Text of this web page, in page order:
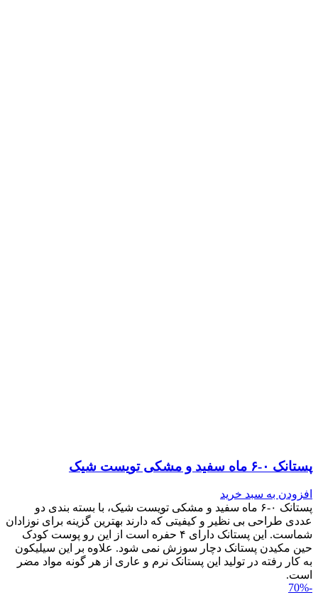
پستانک ۰-۶ ماه سفید و مشکی تویست شیک
افزودن به سبد خرید
پستانک ۰-۶ ماه سفید و مشکی تویست شیک، با بسته بندی دو
عددی طراحی بی نظیر و کیفیتی که دارند بهترین گزینه برای نوزادان
شماست. این پستانک دارای ۴ حفره است از این رو پوست کودک
حین مکیدن پستانک دچار سوزش نمی شود. علاوه بر این سیلیکون
به کار رفته در تولید این پستانک نرم و عاری از هر گونه مواد مضر
است.
-70%